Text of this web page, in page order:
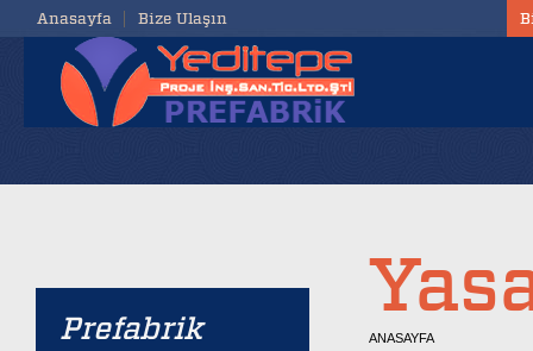
Anasayfa Bize Ulaşın
Prefabrik ANASAYFA